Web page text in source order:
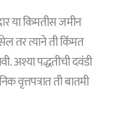
या किमतीस जमीन
तर त्याने ती किंमत
अश्या पद्धतीची दवंडी
वृत्तपत्रात ती बातमी